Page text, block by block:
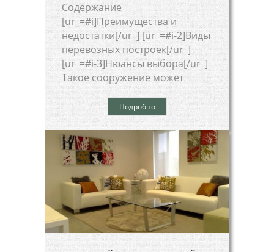
Cодержание
[ur_=#i]Преимущества и
недостатки[/ur_] [ur_=#i-2]Виды
перевозных построек[/ur_]
[ur_=#i-3]Нюансы выбора[/ur_]
Такое сооружение может
Подробно